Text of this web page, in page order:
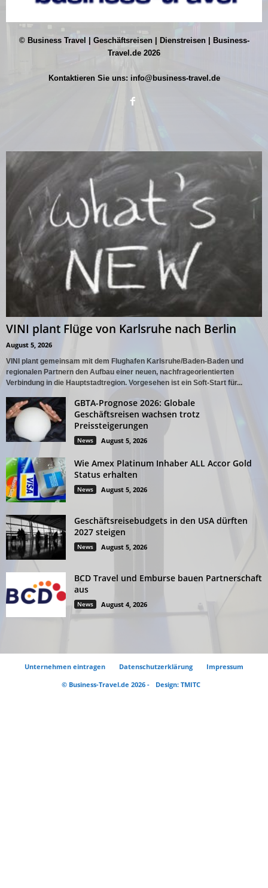
© Business Travel | Geschäftsreisen | Dienstreisen | Business-
Travel.de 2026
Kontaktieren Sie uns: info@business-travel.de
VINI plant Flüge von Karlsruhe nach Berlin
August 5, 2026
VINI plant gemeinsam mit dem Flughafen Karlsruhe/Baden-Baden und
regionalen Partnern den Aufbau einer neuen, nachfrageorientierten
Verbindung in die Hauptstadtregion. Vorgesehen ist ein Soft-Start für...
GBTA-Prognose 2026: Globale
Geschäftsreisen wachsen trotz
Preissteigerungen
News August 5, 2026
Wie Amex Platinum Inhaber ALL Accor Gold
Status erhalten
News August 5, 2026
Geschäftsreisebudgets in den USA dürften
2027 steigen
News August 5, 2026
BCD Travel und Emburse bauen Partnerschaft
aus
News August 4, 2026
Unternehmen eintragen Datenschutzerklärung
Impressum
© Business-Travel.de 2026 -
Design: TMITC